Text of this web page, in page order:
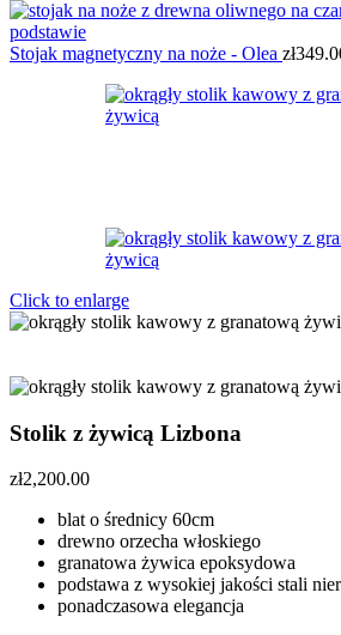
Stojak magnetyczny na noże - Olea zł
Click to enlarge
Stolik z żywicą Lizbona
zł2,200.00
blat o średnicy 60cm
drewno orzecha włoskiego
granatowa żywica epoksydowa
podstawa z wysokiej jakości stali
ponadczasowa elegancja